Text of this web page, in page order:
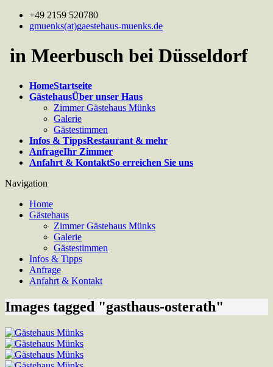
+49 2159 520780
gmuenks(at)gaestehaus-muenks.de
in Meerbusch bei Düsseldorf
HomeStartseite
GästehausÜber unser Haus
Zimmer Gästehaus Münks
Galerie
Gästestimmen
Infos & TippsRestaurant & mehr
AnfrageIhr Zimmer
Anfahrt & KontaktSo erreichen Sie uns
Navigation
Home
Gästehaus
Zimmer Gästehaus Münks
Galerie
Gästestimmen
Infos & Tipps
Anfrage
Anfahrt & Kontakt
Images tagged "gasthaus-osterath"